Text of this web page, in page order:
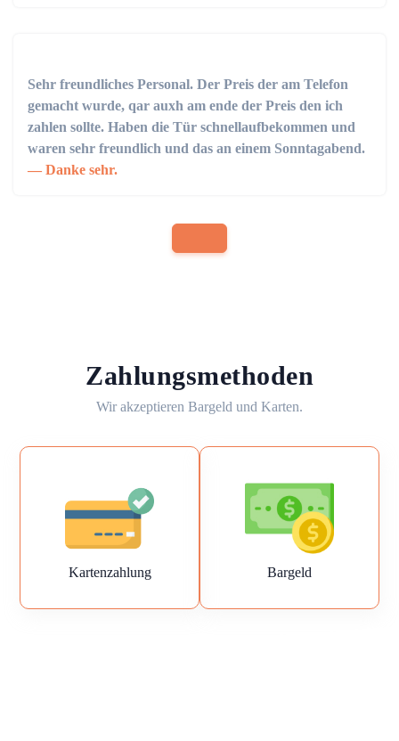
Sehr freundliches Personal. Der Preis der am Telefon
gemacht wurde, qar auxh am ende der Preis den ich
zahlen sollte. Haben die Tür schnellaufbekommen und
waren sehr freundlich und das an einem Sonntagabend.
Danke sehr.
Zahlungsmethoden
Wir akzeptieren Bargeld und Karten.
Kartenzahlung Bargeld